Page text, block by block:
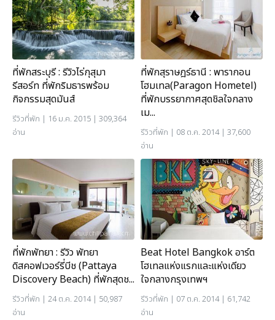
ที่พักสระบุรี : รีวิวไร่กุสุมา
รีสอร์ท ที่พักริมธารพร้อม
กิจกรรมสุดมันส์
รีวิวที่พัก | 16 ม.ค. 2015 | 309,364
อ่าน
ที่พักสุราษฎร์ธานี : พารากอน
โฮมเทล(Paragon Hometel)
ที่พักบรรยากาศสุดชิลใจกลาง
เม...
รีวิวที่พัก | 08 ต.ค. 2014 | 37,600
อ่าน
ที่พักพัทยา : รีวิว พัทยา
ดิสคอฟเวอร์รี่บีช (Pattaya
Discovery Beach) ที่พักสุดช...
รีวิวที่พัก | 24 ต.ค. 2014 | 50,987
อ่าน
Beat Hotel Bangkok อาร์ต
โฮเทลแห่งแรกและแห่งเดียว
ใจกลางกรุงเทพฯ
รีวิวที่พัก | 07 ต.ค. 2014 | 61,742
อ่าน